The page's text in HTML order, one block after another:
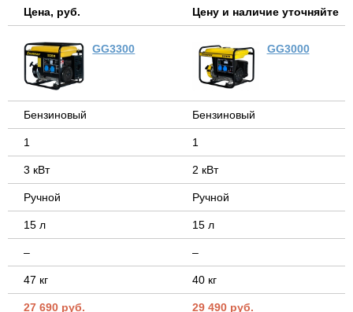
Цена, руб. Цену и наличие уточняйте
GG3300
Бензиновый
1
3 кВт
Ручной
15 л
–
47 кг
27 690 руб.
GG3000
Бензиновый
1
2 кВт
Ручной
15 л
–
40 кг
29 490 руб.